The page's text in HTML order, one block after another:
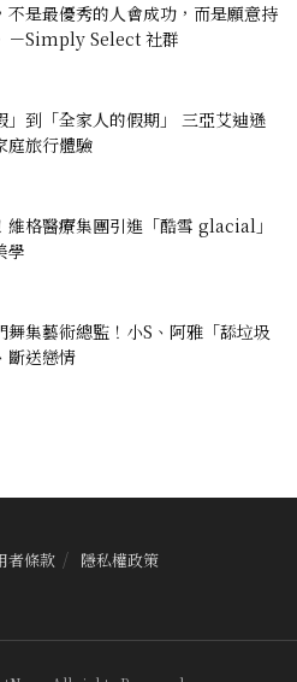
不是最優秀的人會成功，而是願意持
－Simply Select 社群
」到「全家人的假期」 三亞艾迪遜
庭旅行體驗
維格醫療集團引進「酷雪 glacial」
學
舞集藝術總監！小S、阿雅「舔垃圾
斷送戀情
者條款 隱私權政策